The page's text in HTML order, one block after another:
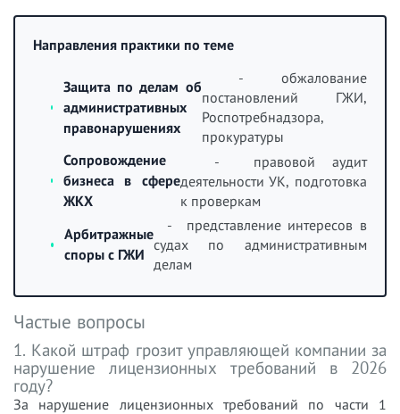
Направления практики по теме
Защита по делам об
административных
правонарушениях
- обжалование
постановлений ГЖИ,
Роспотребнадзора,
прокуратуры
Сопровождение
бизнеса в сфере
ЖКХ
- правовой аудит
деятельности УК, подготовка
к проверкам
Арбитражные
споры с ГЖИ
- представление интересов в
судах по административным
делам
Частые вопросы
1. Какой штраф грозит управляющей компании за
нарушение лицензионных требований в 2026
году?
За нарушение лицензионных требований по части 1